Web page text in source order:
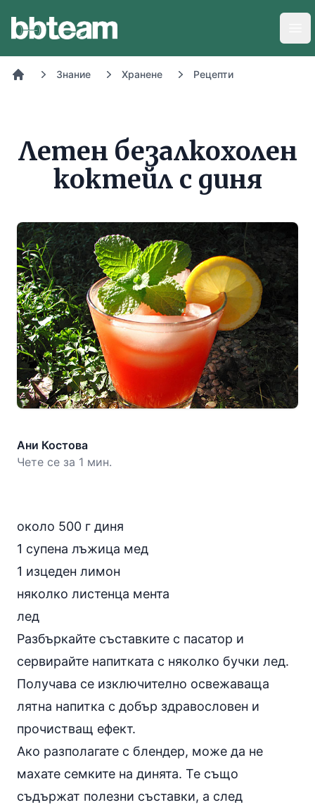
Знание Хранене Рецепти
Летен безалкохолен
коктейл с диня
Ани Костова
Чете се за 1 мин.
около 500 г диня
1 супена лъжица мед
1 изцеден лимон
няколко листенца мента
лед
Разбъркайте съставките с пасатор и
сервирайте напитката с няколко бучки лед.
Получава се изключително освежаваща
лятна напитка с добър здравословен и
прочистващ ефект.
Ако разполагате с блендер, може да не
махате семките на динята. Те също
съдържат полезни съставки, а след